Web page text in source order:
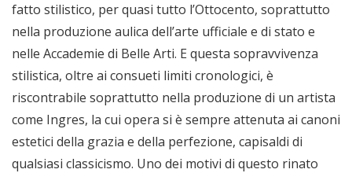
fatto stilistico, per quasi tutto l’Ottocento, soprattutto
nella produzione aulica dell’arte ufficiale e di stato e
nelle Accademie di Belle Arti. E questa sopravvivenza
stilistica, oltre ai consueti limiti cronologici, è
riscontrabile soprattutto nella produzione di un artista
come Ingres, la cui opera si è sempre attenuta ai canoni
estetici della grazia e della perfezione, capisaldi di
qualsiasi classicismo. Uno dei motivi di questo rinato